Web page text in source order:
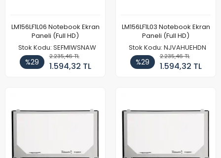
LM156LF1L06 Notebook Ekran
Paneli (Full HD)
Stok Kodu: SEFMIWSNAW
%29
2.235,46 TL
1.594,32 TL
LM156LF1L03 Notebook Ekran
Paneli (Full HD)
Stok Kodu: NJVAHUEHDN
%29
2.235,46 TL
1.594,32 TL